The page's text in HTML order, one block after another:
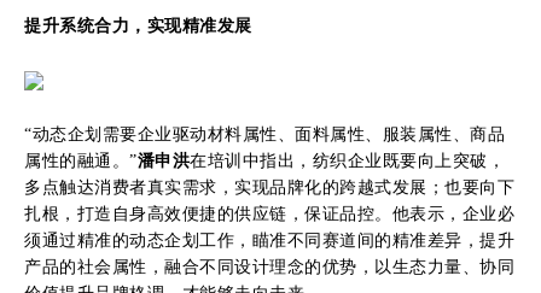
提升系统合力，实现精准发展
“动态企划需要企业驱动材料属性、面料属性、服装属性、商品
属性的融通。”潘申洪在培训中指出，纺织企业既要向上突破，
多点触达消费者真实需求，实现品牌化的跨越式发展；也要向下
扎根，打造自身高效便捷的供应链，保证品控。他表示，企业必
须通过精准的动态企划工作，瞄准不同赛道间的精准差异，提升
产品的社会属性，融合不同设计理念的优势，以生态力量、协同